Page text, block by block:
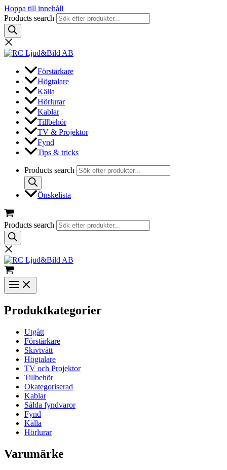
Hoppa till innehåll
Products search
Förstärkare
Högtalare
Källa
Hörlurar
Kablar
Tillbehör
TV & Projektor
Fynd
Tips & tricks
Products search
Önskelista
Products search
Produktkategorier
Utgått
Förstärkare
Skivtvätt
Högtalare
TV och Projektor
Tillbehör
Okategoriserad
Kablar
Sålda fyndvaror
Fynd
Källa
Hörlurar
Varumärke